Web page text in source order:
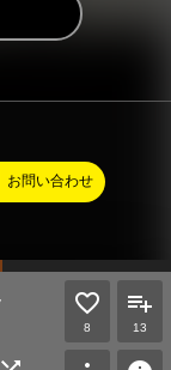
お問い合わせ
8 13